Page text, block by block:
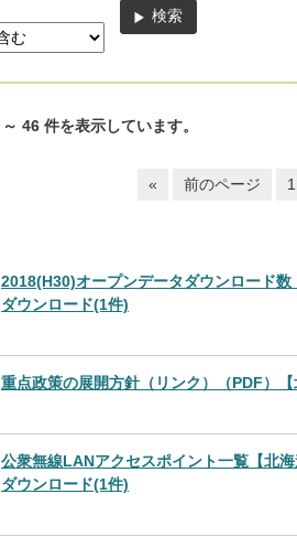
～ 46 件を表示しています。
« 前のページ 1
2018(H30)オープンデータダウンロード数
ダウンロード(1件)
重点政策の展開方針（リンク）（PDF）
公衆無線LANアクセスポイント一覧【北
ダウンロード(1件)